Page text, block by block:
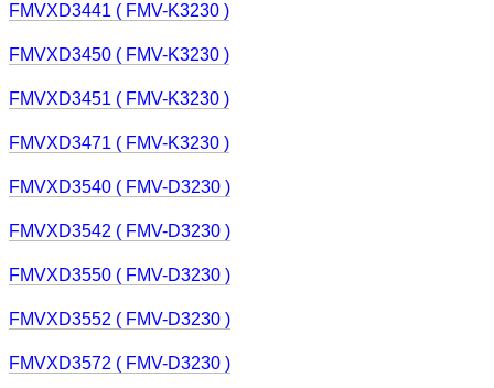
FMVXD3441 ( FMV-K3230 )
FMVXD3450 ( FMV-K3230 )
FMVXD3451 ( FMV-K3230 )
FMVXD3471 ( FMV-K3230 )
FMVXD3540 ( FMV-D3230 )
FMVXD3542 ( FMV-D3230 )
FMVXD3550 ( FMV-D3230 )
FMVXD3552 ( FMV-D3230 )
FMVXD3572 ( FMV-D3230 )